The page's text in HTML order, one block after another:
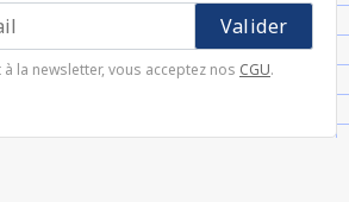
à la newsletter, vous acceptez nos CGU.